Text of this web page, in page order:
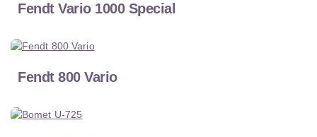
Fendt Vario 1000 Special
Fendt 800 Vario